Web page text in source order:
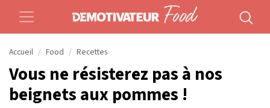
Accueil Food Recettes
Vous ne résisterez pas à nos
beignets aux pommes !